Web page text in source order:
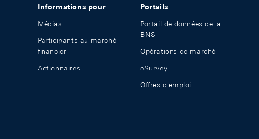
Informations pour
Médias
Participants au marché
financier
Actionnaires
Portails
Portail de données de la
BNS
Opérations de marché
eSurvey
Offres d'emploi